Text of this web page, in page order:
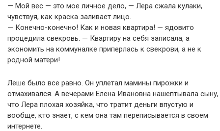
— Мой вес — это мое личное дело, — Лера сжала кулаки,
чувствуя, как краска заливает лицо.
— Конечно-конечно! Как и новая квартира! — ядовито
процедила свекровь. — Квартиру на себя записала, а
экономить на коммуналке приперлась к свекрови, а не к
родной матери!
Леше было все равно. Он уплетал мамины пирожки и
отмахивался. А вечерами Елена Ивановна нашептывала сыну,
что Лера плохая хозяйка, что тратит деньги впустую и
вообще, кто знает, с кем она там переписывается в своем
интернете.